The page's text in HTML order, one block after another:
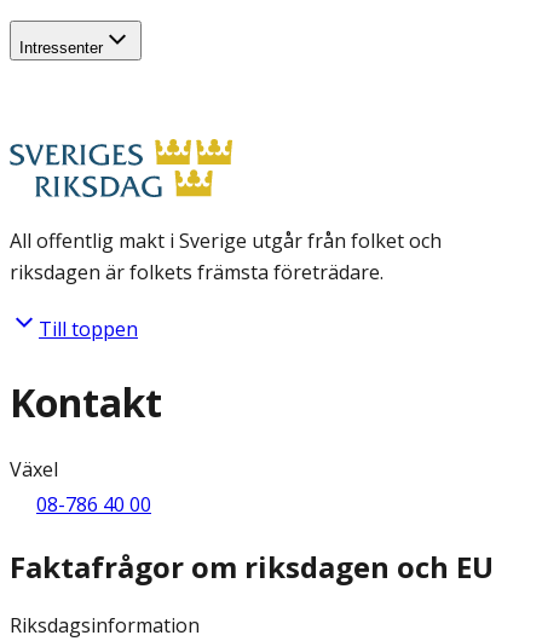
Intressenter
All offentlig makt i Sverige utgår från folket och
riksdagen är folkets främsta företrädare.
Till toppen
Kontakt
Växel
08-786 40 00
Faktafrågor om riksdagen och EU
Riksdagsinformation